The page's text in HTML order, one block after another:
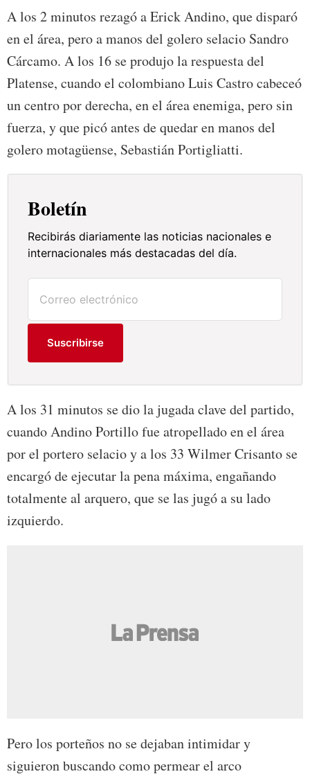
A los 2 minutos rezagó a Erick Andino, que disparó
en el área, pero a manos del golero selacio Sandro
Cárcamo. A los 16 se produjo la respuesta del
Platense, cuando el colombiano Luis Castro cabeceó
un centro por derecha, en el área enemiga, pero sin
fuerza, y que picó antes de quedar en manos del
golero motagüense, Sebastián Portigliatti.
Boletín
Recibirás diariamente las noticias nacionales e
internacionales más destacadas del día.
Suscribirse
A los 31 minutos se dio la jugada clave del partido,
cuando Andino Portillo fue atropellado en el área
por el portero selacio y a los 33 Wilmer Crisanto se
encargó de ejecutar la pena máxima, engañando
totalmente al arquero, que se las jugó a su lado
izquierdo.
Pero los porteños no se dejaban intimidar y
siguieron buscando como permear el arco